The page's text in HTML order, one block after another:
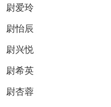
尉爱玲
尉怡辰
尉兴悦
尉希英
尉杏蓉